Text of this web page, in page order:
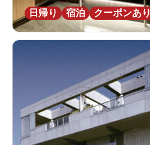
日帰り
宿泊 クーポンあり